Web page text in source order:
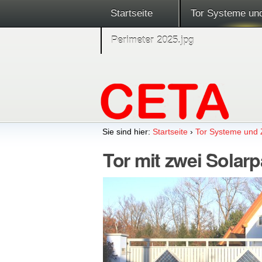
Startseite Tor Systeme
Perimeter 2025.jpg
Sie sind hier: Startseite ›Tor Systeme und
Tor mit zwei